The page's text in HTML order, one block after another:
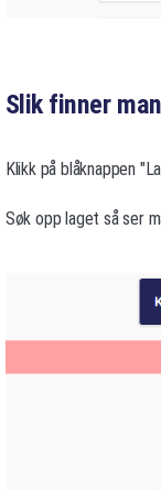
Slik finner
Klikk på blåknappen
Søk opp laget så ser